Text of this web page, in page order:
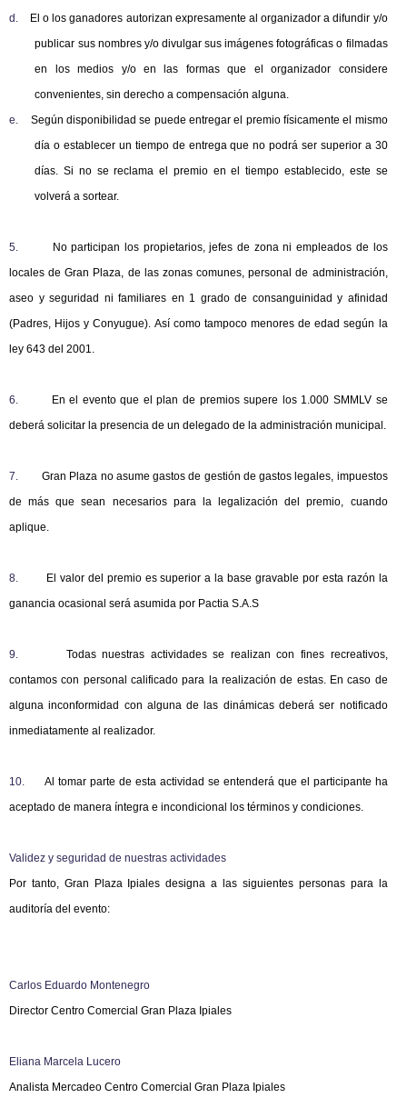
d.
El o los ganadores autorizan expresamente al organizador a difundir y/o
publicar sus nombres y/o divulgar sus imágenes fotográficas o filmadas
en los medios y/o en las formas que el organizador considere
convenientes, sin derecho a compensación alguna.
e.
Según disponibilidad se puede entregar el premio físicamente el mismo
día o establecer un tiempo de entrega que no podrá ser superior a 30
días. Si no se reclama el premio en el tiempo establecido, este se
volverá a sortear.
5.
No participan los propietarios, jefes de zona ni empleados de los
locales de Gran Plaza, de las zonas comunes, personal de administración,
aseo y seguridad ni familiares en 1 grado de consanguinidad y afinidad
(Padres, Hijos y Conyugue). Así como tampoco menores de edad según la
ley 643 del 2001.
6. En el evento que el plan de premios supere los 1.000 SMMLV se
deberá solicitar la presencia de un delegado de la administración municipal.
7. Gran Plaza no asume gastos de gestión de gastos legales, impuestos
de más que sean necesarios para la legalización del premio, cuando
aplique.
8. El valor del premio es superior a la base gravable por esta razón la
ganancia ocasional será asumida por Pactia S.A.S
9. Todas nuestras actividades se realizan con fines recreativos,
contamos con personal calificado para la realización de estas. En caso de
alguna inconformidad con alguna de las dinámicas deberá ser notificado
inmediatamente al realizador.
10. Al tomar parte de esta actividad se entenderá que el participante ha
aceptado de manera íntegra e incondicional los términos y condiciones.
Validez y seguridad de nuestras actividades
Por tanto, Gran Plaza Ipiales designa a las siguientes personas para la
auditoría del evento:
Carlos Eduardo Montenegro
Director Centro Comercial Gran Plaza Ipiales
Eliana Marcela Lucero
Analista Mercadeo Centro Comercial Gran Plaza Ipiales